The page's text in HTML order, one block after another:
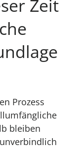
Zeit
Prozess
bleiben